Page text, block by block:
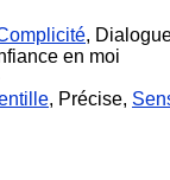
,
en moi
, Précise,